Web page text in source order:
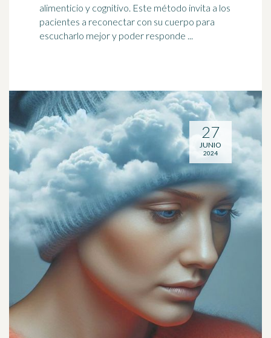
alimenticio y cognitivo. Este método invita a los
pacientes a reconectar con su cuerpo para
escucharlo mejor y poder responde ...
27
JUNIO
2024